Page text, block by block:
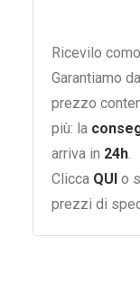
Ricevilo
Garantiamo
prezzo
più: la
arriva in 24h.
Clicca QUI o
prezzi di